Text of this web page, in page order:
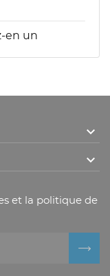
en un


et la politique de